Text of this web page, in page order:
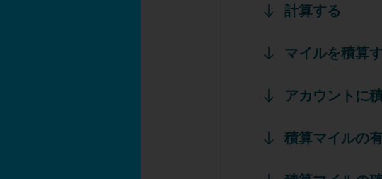
計算する
マイルを積算
アカウントに
積算マイルの